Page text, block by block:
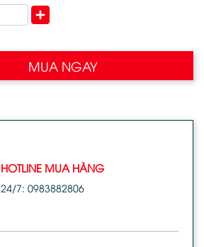
MUA NGAY
HOTLINE MUA HÀNG
24/7: 0983882806